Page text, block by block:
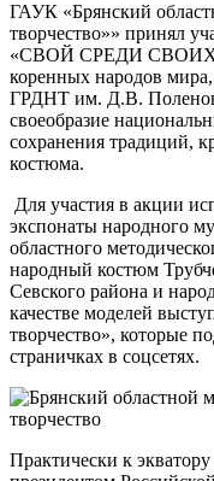
ГАУК «Брянский
творчество»» принял
«СВОЙ СРЕДИ СВОИХ»
коренных народов
ГРДНТ им. Д.В.
своеобразие
сохранения традиций,
костюма.
Для участия в акции
экспонаты народного
областного
народный костюм
Севского района и
качестве моделей
творчество», которые
страничках в соцсетях.
Практически к